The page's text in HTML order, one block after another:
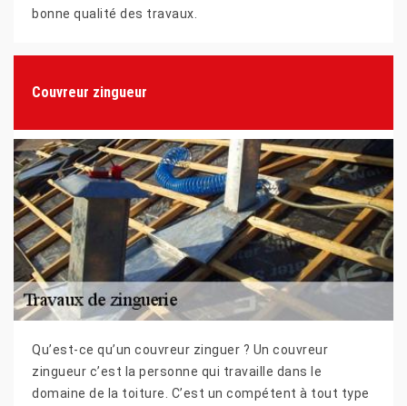
bonne qualité des travaux.
Couvreur zingueur
Qu’est-ce qu’un couvreur zinguer ? Un couvreur
zingueur c’est la personne qui travaille dans le
domaine de la toiture. C’est un compétent à tout type